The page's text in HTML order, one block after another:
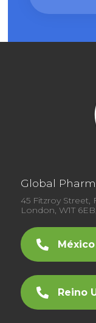
Global
45 Fitzroy Street,
London, W1T
México
Reino